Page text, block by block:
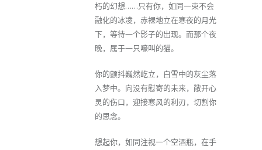
朽的幻想……只有你，如同一束不会
融化的冰凌，赤裸地立在寒夜的月光
下，等待一个影子的出现。而那个夜
晚，属于一只嚎叫的猫。
你的颤抖巍然屹立，白雪中的灰尘落
入梦中。向没有慰寄的未来，敞开心
灵的伤口，迎接寒风的利刃，切割你
的思念。
想起你，如同注视一个空酒瓶，在手